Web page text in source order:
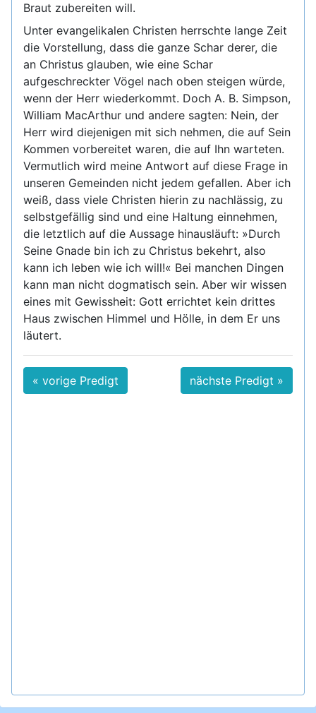
Braut zubereiten will.
Unter evangelikalen Christen herrschte lange Zeit
die Vorstellung, dass die ganze Schar derer, die
an Christus glauben, wie eine Schar
aufgeschreckter Vögel nach oben steigen würde,
wenn der Herr wiederkommt. Doch A. B. Simpson,
William MacArthur und andere sagten: Nein, der
Herr wird diejenigen mit sich nehmen, die auf Sein
Kommen vorbereitet waren, die auf Ihn warteten.
Vermutlich wird meine Antwort auf diese Frage in
unseren Gemeinden nicht jedem gefallen. Aber ich
weiß, dass viele Christen hierin zu nachlässig, zu
selbstgefällig sind und eine Haltung einnehmen,
die letztlich auf die Aussage hinausläuft: »Durch
Seine Gnade bin ich zu Christus bekehrt, also
kann ich leben wie ich will!« Bei manchen Dingen
kann man nicht dogmatisch sein. Aber wir wissen
eines mit Gewissheit: Gott errichtet kein drittes
Haus zwischen Himmel und Hölle, in dem Er uns
läutert.
« vorige Predigt nächste Predigt »